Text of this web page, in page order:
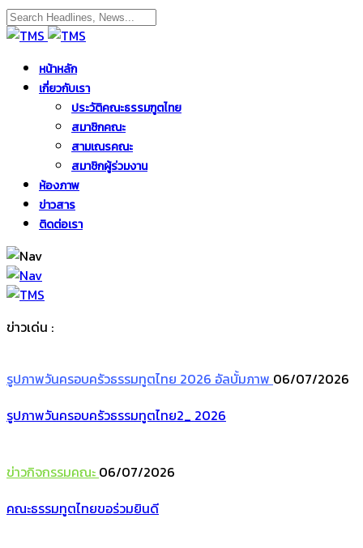
หน้าหลัก
เกี่ยวกับเรา
ประวัติคณะธรรมฑูตไทย
สมาชิกคณะ
สามเณรคณะ
สมาชิกผู้ร่วมงาน
ห้องภาพ
ข่าวสาร
ติดต่อเรา
ข่าวเด่น :
รูปภาพวันครอบครัวธรรมทูตไทย 2026 อัลบั้มภาพ 06/07/2026
รูปภาพวันครอบครัวธรรมทูตไทย2_ 2026
ข่าวกิจกรรมคณะ 06/07/2026
คณะธรรมทูตไทยขอร่วมยินดี